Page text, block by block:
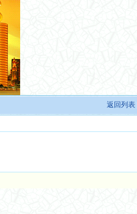
返回列表